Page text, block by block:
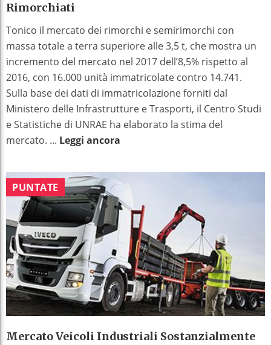
Rimorchiati
Tonico il mercato dei rimorchi e semirimorchi con
massa totale a terra superiore alle 3,5 t, che mostra un
incremento del mercato nel 2017 dell’8,5% rispetto al
2016, con 16.000 unità immatricolate contro 14.741.
Sulla base dei dati di immatricolazione forniti dal
Ministero delle Infrastrutture e Trasporti, il Centro Studi
e Statistiche di UNRAE ha elaborato la stima del
mercato. ... Leggi ancora
PUNTATE
Mercato Veicoli Industriali Sostanzialmente